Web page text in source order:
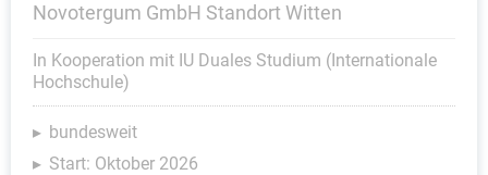
Novotergum GmbH Standort Witten
In Kooperation mit IU Duales Studium (Internationale
Hochschule)
bundesweit
Start: Oktober 2026